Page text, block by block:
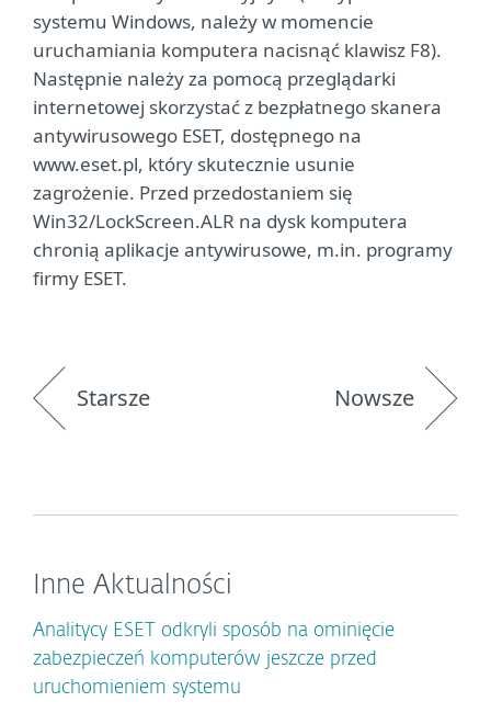
systemu Windows, należy w momencie
uruchamiania komputera nacisnąć klawisz F8).
Następnie należy za pomocą przeglądarki
internetowej skorzystać z bezpłatnego skanera
antywirusowego ESET, dostępnego na
www.eset.pl, który skutecznie usunie
zagrożenie. Przed przedostaniem się
Win32/LockScreen.ALR na dysk komputera
chronią aplikacje antywirusowe, m.in. programy
firmy ESET.
Starsze Nowsze
Inne Aktualności
Analitycy ESET odkryli sposób na ominięcie
zabezpieczeń komputerów jeszcze przed
uruchomieniem systemu